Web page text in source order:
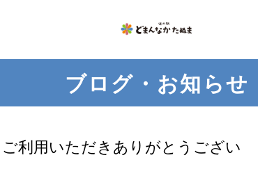
ブログ・お知らせ
利用いただきありがとうござい